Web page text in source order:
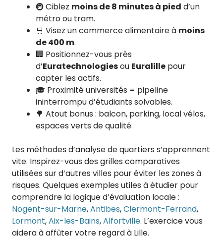
🚇 Ciblez moins de 8 minutes à pied d’un
métro ou tram.
🛒 Visez un commerce alimentaire à moins
de 400 m.
🏢 Positionnez-vous près
d’Euratechnologiesou Euralille pour
capter les actifs.
🎓 Proximité universités = pipeline
ininterrompu d’étudiants solvables.
🌳 Atout bonus : balcon, parking, local vélos,
espaces verts de qualité.
Les méthodes d’analyse de quartiers s’apprennent
vite. Inspirez-vous des grilles comparatives
utilisées sur d’autres villes pour éviter les zones à
risques. Quelques exemples utiles à étudier pour
comprendre la logique d’évaluation locale :
Nogent-sur-Marne,Antibes,Clermont-Ferrand,
Lormont,Aix-les-Bains,Alfortville. L’exercice vous
aidera à affûter votre regard à Lille.